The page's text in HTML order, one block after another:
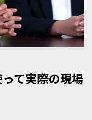
て実際の現場